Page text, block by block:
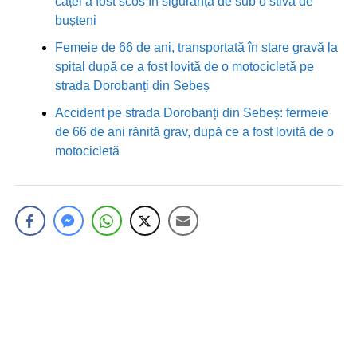
bușteni
Femeie de 66 de ani, transportată în stare gravă la
spital după ce a fost lovită de o motocicletă pe
strada Dorobanți din Sebeș
Accident pe strada Dorobanți din Sebeș: fermeie
de 66 de ani rănită grav, după ce a fost lovită de o
motocicletă